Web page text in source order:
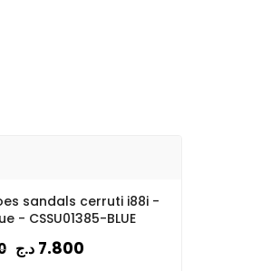
sandals cerruti i88i -
- CSSU01385-BLUE
7.800 د.ج